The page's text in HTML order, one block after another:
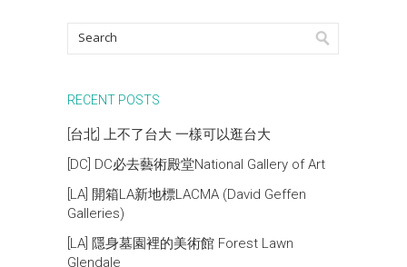
RECENT POSTS
[台北] 上不了台大 一樣可以逛台大
[DC] DC必去藝術殿堂National Gallery of Art
[LA] 開箱LA新地標LACMA (David Geffen
Galleries)
[LA] 隱身墓園裡的美術館 Forest Lawn
Glendale